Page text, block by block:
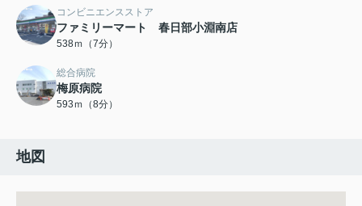
コンビニエンスストア
ファミリーマート 春日部小淵南店
538ｍ（7分）
総合病院
梅原病院
593ｍ（8分）
地図